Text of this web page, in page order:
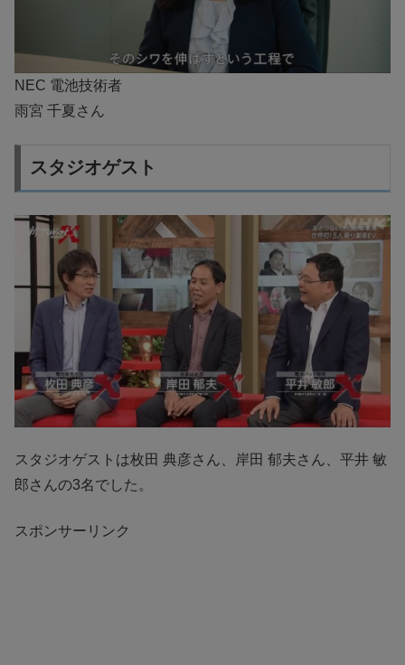
NEC 電池技術者
雨宮 千夏さん
スタジオゲスト
スタジオゲストは枚田 典彦さん、岸田 郁夫さん、平井 敏
郎さんの3名でした。
スポンサーリンク